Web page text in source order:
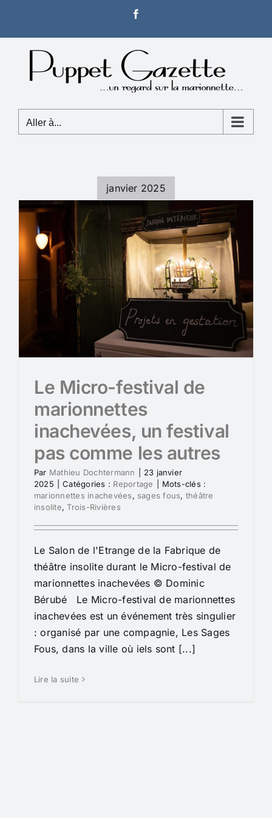
contenu
Aller à...
janvier 2025
Le Micro-festival de
marionnettes
inachevées, un festival
pas comme les autres
Par Mathieu Dochtermann
23 janvier
2025
Catégories : Reportage
Mots-clés :
marionnettes inachevées, sages fous, théâtre
insolite,Trois-Rivières
Le Salon de l'Etrange de la Fabrique de
théâtre insolite durant le Micro-festival de
marionnettes inachevées © Dominic
Bérubé Le Micro-festival de marionnettes
inachevées est un événement très singulier
: organisé par une compagnie, Les Sages
Fous, dans la ville où iels sont [...]
Lire la suite